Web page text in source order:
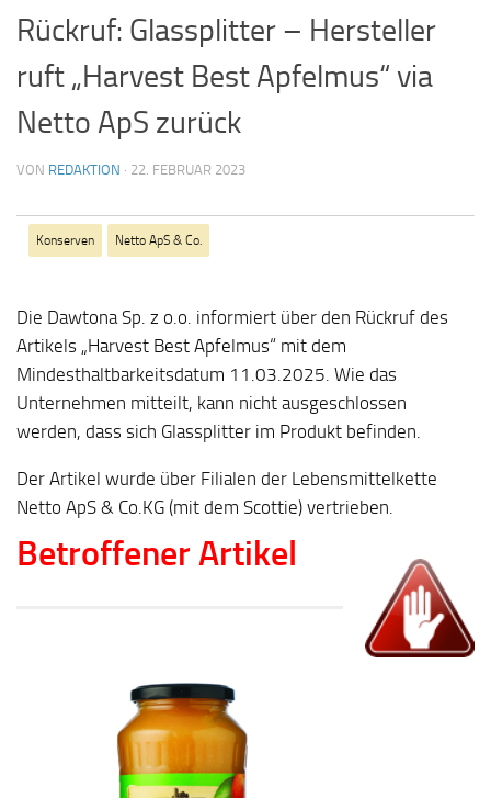
Rückruf: Glassplitter – Hersteller
ruft „Harvest Best Apfelmus“ via
Netto ApS zurück
VON REDAKTION · 22. FEBRUAR 2023
Konserven Netto ApS & Co.
Die Dawtona Sp. z o.o. informiert über den Rückruf des
Artikels „Harvest Best Apfelmus“ mit dem
Mindesthaltbarkeitsdatum 11.03.2025. Wie das
Unternehmen mitteilt, kann nicht ausgeschlossen
werden, dass sich Glassplitter im Produkt befinden.
Der Artikel wurde über Filialen der Lebensmittelkette
Netto ApS & Co.KG (mit dem Scottie) vertrieben.
Betroffener Artikel